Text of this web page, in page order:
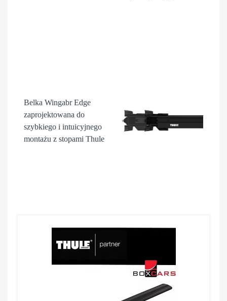
Belka Wingabr Edge
zaprojektowana do
szybkiego i intuicyjnego
montażu z stopami Thule